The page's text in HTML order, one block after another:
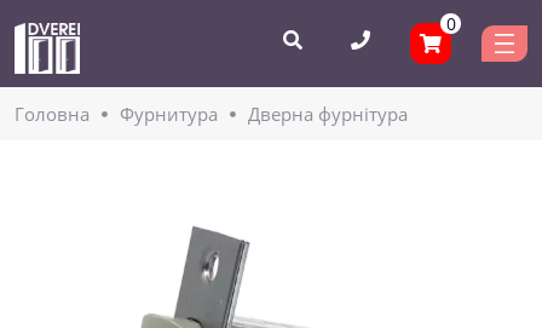
0
Головнa Фурнитура Дверна фурнітура